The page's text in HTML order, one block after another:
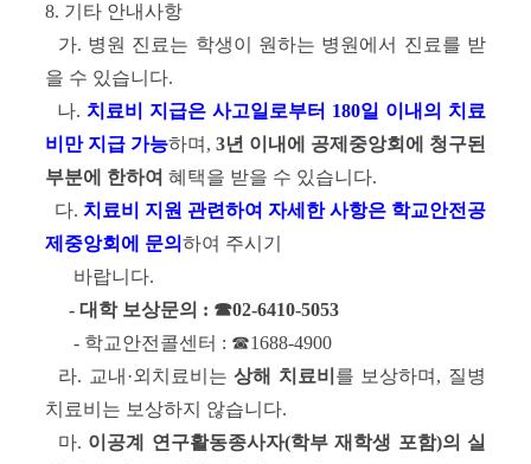
8. 기타 안내사항
가. 병원 진료는 학생이 원하는 병원에서 진료를 받
을 수 있습니다.
나. 치료비 지급은 사고일로부터 180일 이내의 치료
비만 지급 가능하며, 3년 이내에 공제중앙회에 청구된
부분에 한하여 혜택을 받을 수 있습니다.
다. 치료비 지원 관련하여 자세한 사항은 학교안전공
제중앙회에 문의 하여 주시기
바랍니다.
- 대학 보상문의 : ☎02-6410-5053
- 학교안전콜센터 : ☎1688-4900
라. 교내 ·외치료비는상해 치료비 를 보상하며, 질병
치료비는 보상하지 않습니다.
마. 이공계 연구활동종사자(학부 재학생 포함)의 실